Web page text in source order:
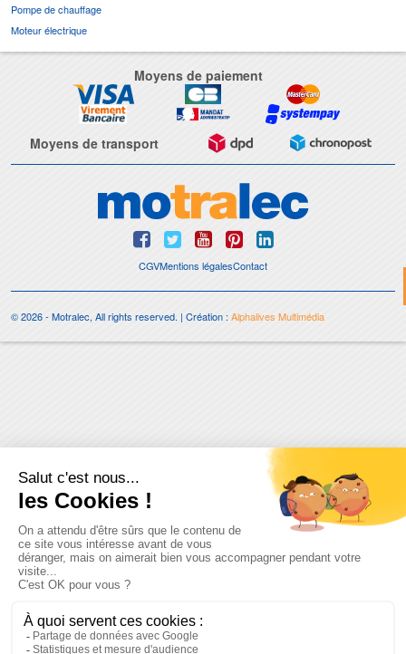
Pompe de chauffage
Moteur électrique
Moyens de paiement
Moyens de transport
CGVMentions légalesContact
© 2026 - Motralec, All rights reserved. | Création : Alphalives Multimédia